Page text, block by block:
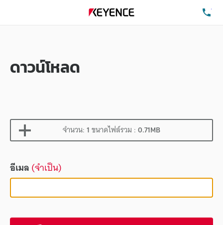
ดาวน์โหลด
จำนวน:1ขนาดไฟล์รวม :0.71MB
อีเมล(จำเป็น)